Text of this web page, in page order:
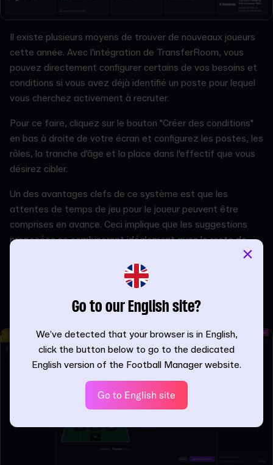
Il existe plusieurs moyens de trouver de nouveaux joueurs
cette année. Avec l'intégration de TransferRoom, vous
pouvez directement configurer certains de vos besoins et
conditions si vous avez déjà identifié un poste pour lequel
vous cherchez activement à recruter.
Pour ce faire, cliquez sur le bouton "Créer des conditions"
en bas à droite de votre écran et configurez les postes, les
rôles, la tranche d'âge et la place dans l'effectif que vous
désirez cibler.
Un des avantages clefs de ce système est que les
attentes de temps de jeu pour le joueur peuvent être
comprises en avance. Ceci implique que les suggestions
proposées se combineront idéalement avec le reste de
Attendez quelques jours et vous commencerez à recevoir
Go to our English site?
We’ve detected that your browser is in English,
click the button below to go to the dedicated
English version of the Football Manager website.
Go to English site
×